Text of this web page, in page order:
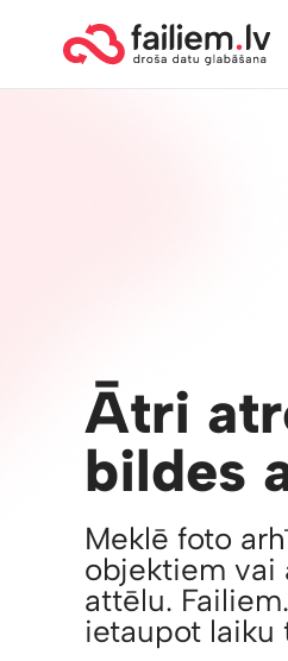
Ātri
bildes
Meklē foto
objektiem vai
attēlu.
ietaupot